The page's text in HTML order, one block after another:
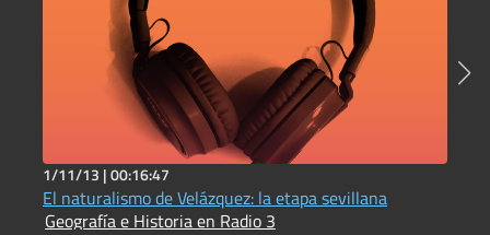
1/11/13 |00:16:47
El naturalismo de Velázquez: la etapa sevillana
Geografía e Historia en Radio 3